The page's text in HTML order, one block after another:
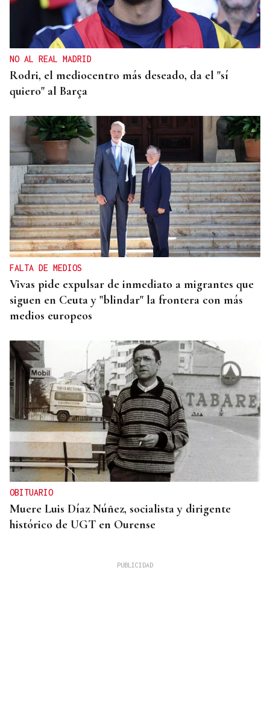
EEUU revoca el visado de la embajadora de Brasil
en el Washington
NO AL REAL MADRID
Rodri, el mediocentro más deseado, da el "sí
quiero" al Barça
FALTA DE MEDIOS
Vivas pide expulsar de inmediato a migrantes que
siguen en Ceuta y "blindar" la frontera con más
medios europeos
OBITUARIO
Muere Luis Díaz Núñez, socialista y dirigente
histórico de UGT en Ourense